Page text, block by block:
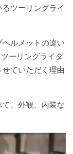
ツーリングライ
ルメットの違い
ーリングライダ
ていただく理由
、外観、内装な